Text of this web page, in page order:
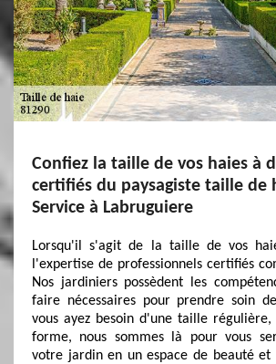
Confiez la taille de vos haies à
certifiés du paysagiste taille de
Service à Labruguiere
Lorsqu'il s'agit de la taille de vos
l'expertise de professionnels certifiés
Nos jardiniers possèdent les
faire nécessaires pour prendre soin
vous ayez besoin d'une taille
forme, nous sommes là pour vous
votre jardin en un espace de beauté et